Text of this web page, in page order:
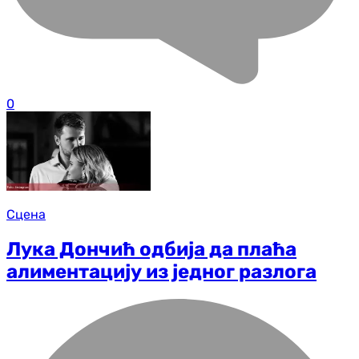
0
Сцена
Лука Дончић одбија да плаћа
алиментацију из једног разлога